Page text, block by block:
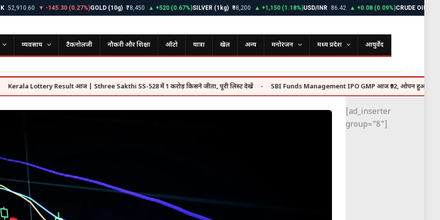
▼ -145.30 (0.27%)GOLD (10g) ₹78,450 ▲ +520 (0.67%)SILVER (1kg) ₹98,200 ▲ +1,150 (1.18%)USD/INR 86.42 ▲ +0.08 (0.09%)CRUDE OIL $72.85
व्यवसाय टैकनोलजी नौकरी और शिक्षा ऑटो यात्रा खेल अन्य मनोरंजन मध्य प्रदेश आयुर्वेद
Lottery Result आज | Sthree Sakthi SS-528 में 1 करोड़ किसने जीता, पूरी लिस्ट देखें ● SBI Funds Management IPO GMP आज ₹92, ओपन हुआ ₹9,813 करोड़
[ad_inserter
group="8"]